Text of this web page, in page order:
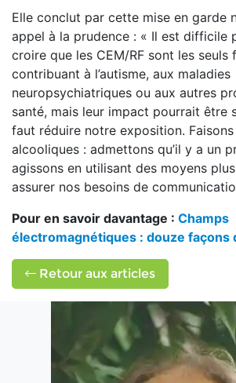
Elle conclut par cette mise en garde
appel à la prudence : « Il est difficile
croire que les CEM/RF sont les seuls
contribuant à l’autisme, aux maladies
neuropsychiatriques ou aux autres
santé, mais leur impact pourrait être
faut réduire notre exposition.
alcooliques : admettons qu’il y a un
agissons en utilisant des moyens
assurer nos besoins de
Pour en savoir davantage : Champs
électromagnétiques : douze façons
Retour aux articles